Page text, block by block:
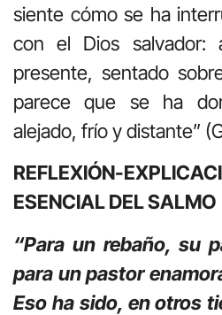
siente cómo se ha
con el Dios salvador:
presente, sentado
parece que se ha
alejado, frío y distante”
REFLEXIÓN-
ESENCIAL DEL SALMO
“Para un rebaño, su
para un pastor
Eso ha sido, en otros